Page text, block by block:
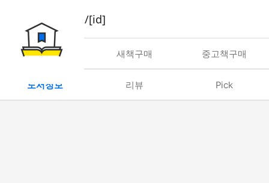
book/rent/[id]
대여 새책구매 중고책구매
도서정보 리뷰 Pick